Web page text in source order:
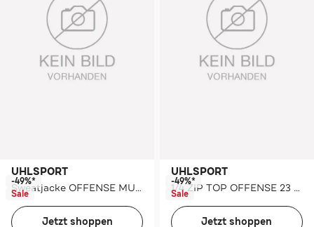
UHLSPORT
Sweatjacke OFFENSE MULTI HOOD JACKET
-49%*
Sale
Jetzt shoppen
UHLSPORT
1/4 ZIP TOP OFFENSE 23 Kids
-49%*
Sale
Jetzt shoppen